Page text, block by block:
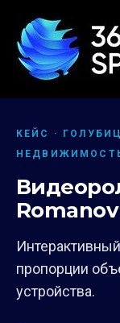
КЕЙС ·
Romanov
пропорции
устройства.